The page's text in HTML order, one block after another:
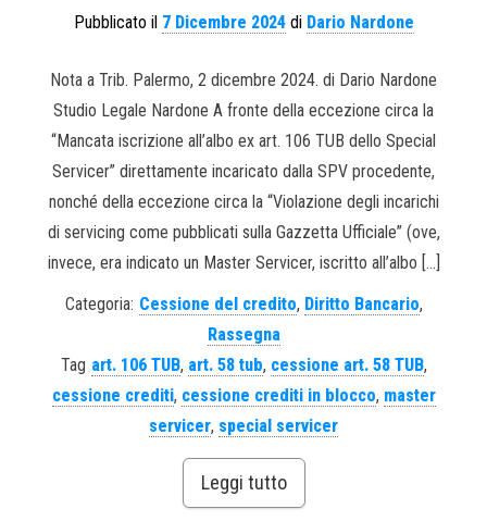
Pubblicato il 7 Dicembre 2024di Dario Nardone
Nota a Trib. Palermo, 2 dicembre 2024. di Dario Nardone
Studio Legale Nardone A fronte della eccezione circa la
“Mancata iscrizione all’albo ex art. 106 TUB dello Special
Servicer” direttamente incaricato dalla SPV procedente,
nonché della eccezione circa la “Violazione degli incarichi
di servicing come pubblicati sulla Gazzetta Ufficiale” (ove,
invece, era indicato un Master Servicer, iscritto all’albo […]
Categoria: Cessione del credito, Diritto Bancario,
Rassegna
Tag art. 106 TUB, art. 58 tub, cessione art. 58 TUB,
cessione crediti, cessione crediti in blocco, master
servicer, special servicer
Leggi tutto